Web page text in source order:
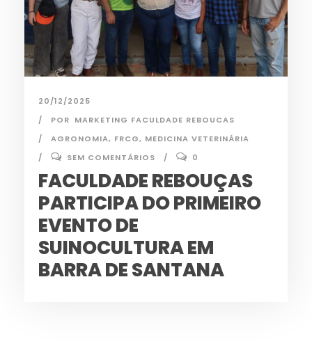
20/12/2025
POR MARKETING FACULDADE REBOUCAS
AGRONOMIA, FRCG, MEDICINA VETERINÁRIA
SEM COMENTÁRIOS
0
FACULDADE REBOUÇAS
PARTICIPA DO PRIMEIRO
EVENTO DE
SUINOCULTURA EM
BARRA DE SANTANA